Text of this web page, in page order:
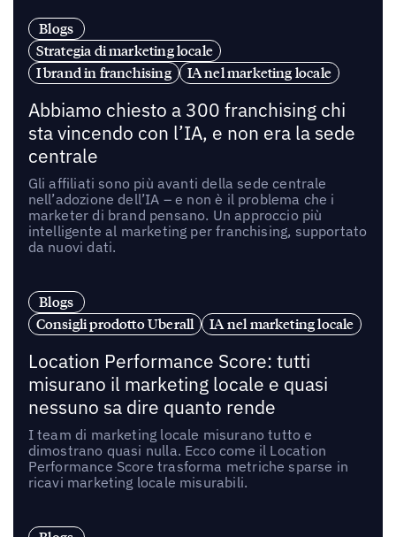
Blogs
Strategia di marketing locale
I brand in franchising
IA nel marketing locale
Abbiamo chiesto a 300 franchising chi
sta vincendo con l’IA, e non era la sede
centrale
Gli affiliati sono più avanti della sede centrale
nell’adozione dell’IA – e non è il problema che i
marketer di brand pensano. Un approccio più
intelligente al marketing per franchising, supportato
da nuovi dati.
Blogs
Consigli prodotto Uberall
IA nel marketing locale
Location Performance Score: tutti
misurano il marketing locale e quasi
nessuno sa dire quanto rende
I team di marketing locale misurano tutto e
dimostrano quasi nulla. Ecco come il Location
Performance Score trasforma metriche sparse in
ricavi marketing locale misurabili.